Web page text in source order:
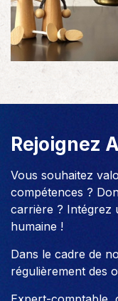
Rejoignez
Vous souhaitez
compétences ?
carrière ? Intégrez
humaine !
Dans le cadre de
régulièrement des